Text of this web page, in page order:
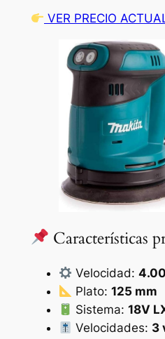
VER PRECIO
Características
Velocidad:
Plato: 125 mm
Sistema: 18V
Velocidades: 3